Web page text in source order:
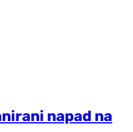
napad na